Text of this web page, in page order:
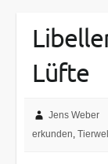
Lüfte
Jens Weber
erkunden,